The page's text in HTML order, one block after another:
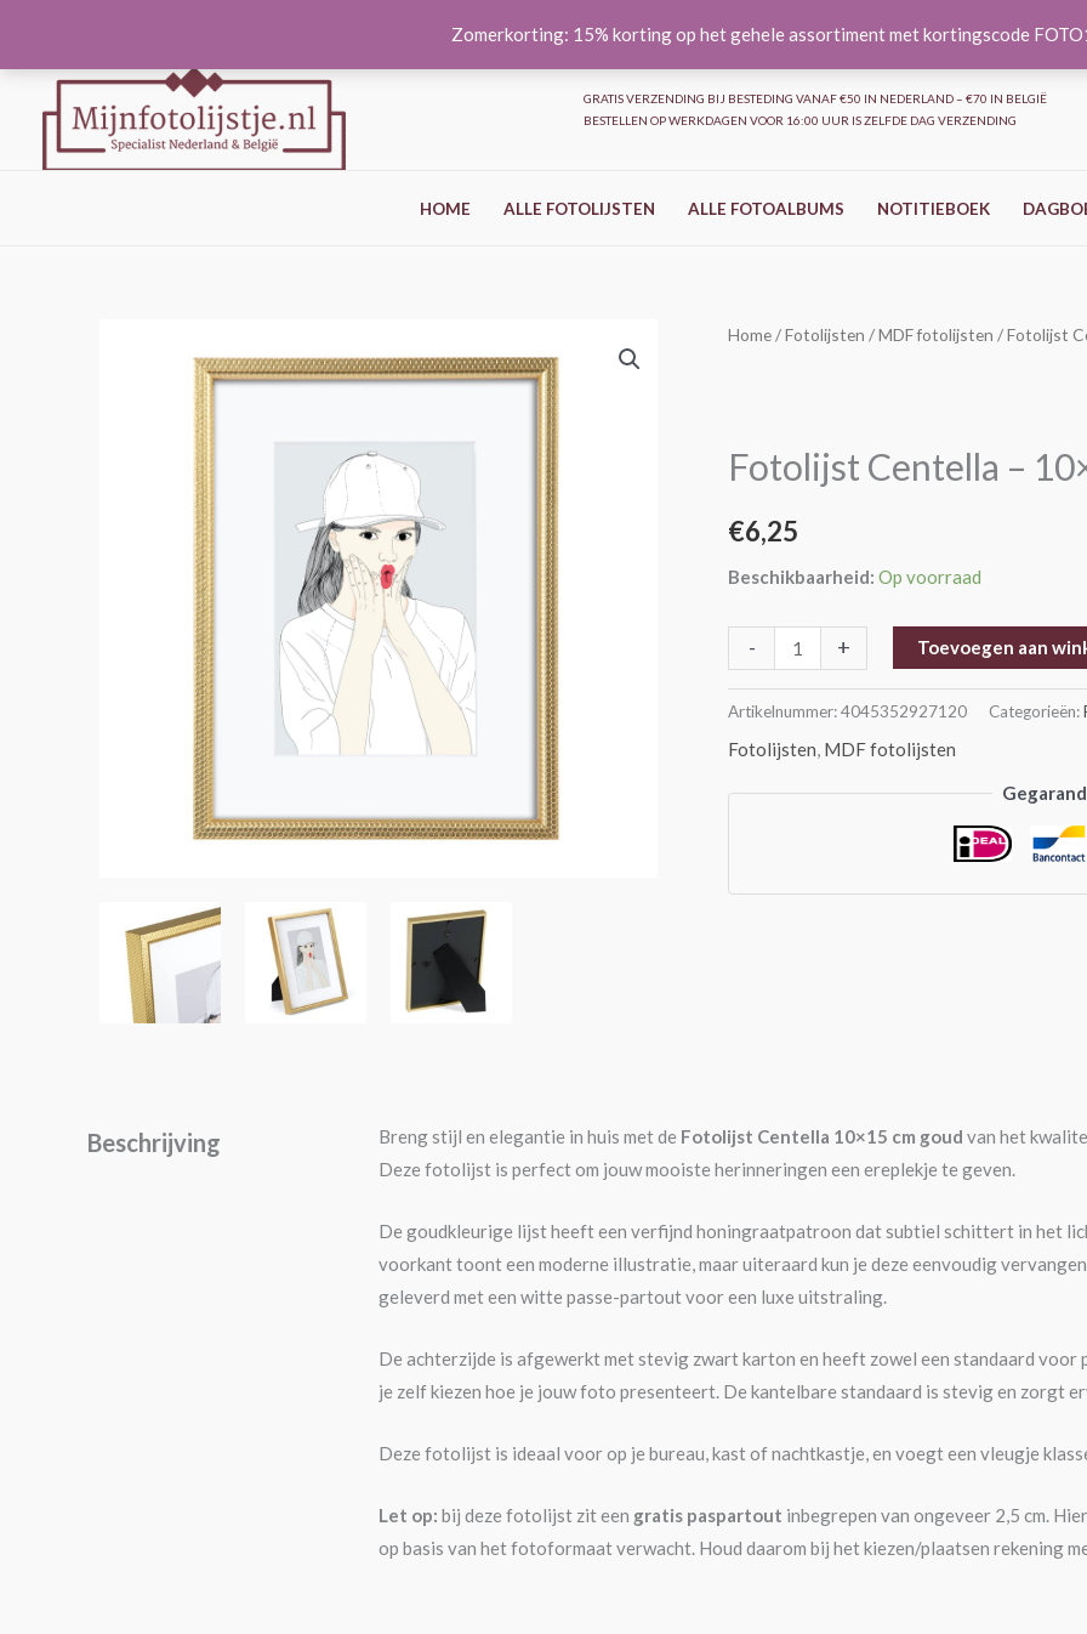
Zomerkorting: 15% korting op het gehele assortiment met kortingscode
inhoud
GRATIS VERZENDING BIJ BESTEDING VANAF €50 IN NEDERLAND – €70 IN BELGIË
BESTELLEN OP WERKDAGEN VOOR 16:00 UUR IS ZELFDE DAG VERZENDING
HOME ALLE FOTOLIJSTEN ALLE FOTOALBUMS NOTITIEBOEK
Home/Fotolijsten /MDF fotolijsten / Fotolijst
Fotolijst Centella –
€6,25
Beschikbaarheid: Op voorraad
-
Fotolijst
cm
Goud
+ Toevoegen aan
Artikelnummer:4045352927120 Categorieën:
Fotolijsten, MDF fotolijsten
Beschrijving Breng stijl en elegantie in huis met de Fotolijst Centella 10×15 cm goud van het
Deze fotolijst is perfect om jouw mooiste herinneringen een ereplekje te geven.
De goudkleurige lijst heeft een verfijnd honingraatpatroon dat subtiel schittert in het
voorkant toont een moderne illustratie, maar uiteraard kun je deze eenvoudig
geleverd met een witte passe-partout voor een luxe uitstraling.
De achterzijde is afgewerkt met stevig zwart karton en heeft zowel een standaard voor
je zelf kiezen hoe je jouw foto presenteert. De kantelbare standaard is stevig en zorgt
Deze fotolijst is ideaal voor op je bureau, kast of nachtkastje, en voegt een vleugje
Let op: bij deze fotolijst zit een gratis paspartout inbegrepen van ongeveer 2,5 cm.
op basis van het fotoformaat verwacht. Houd daarom bij het kiezen/plaatsen rekening